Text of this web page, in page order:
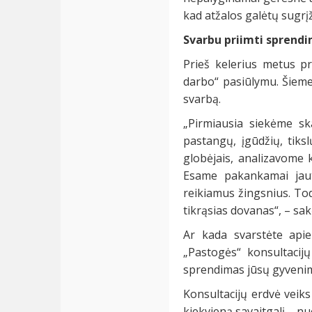
kad atžalos galėtų
Svarbu priimti
Prieš kelerius metus
darbo“ pasiūlymu.
svarbą.
„Pirmiausia siekėme
pastangų, įgūdžių,
globėjais, analizavome
Esame pakankamai
reikiamus žingsnius.
tikrąsias dovanas“, –
Ar kada svarstėte
„Pastogės“
sprendimas jūsų
Konsultacijų erdvė